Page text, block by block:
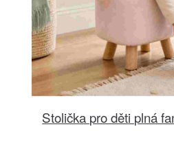
Stolička pro děti plná